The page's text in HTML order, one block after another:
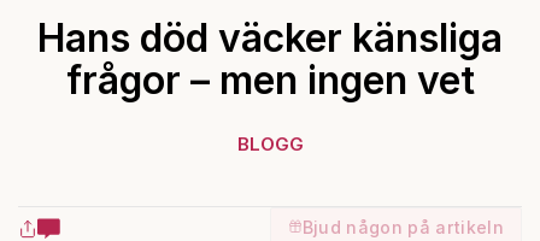
Hans död väcker känsliga
frågor – men ingen vet
BLOGG
Bjud någon på artikeln